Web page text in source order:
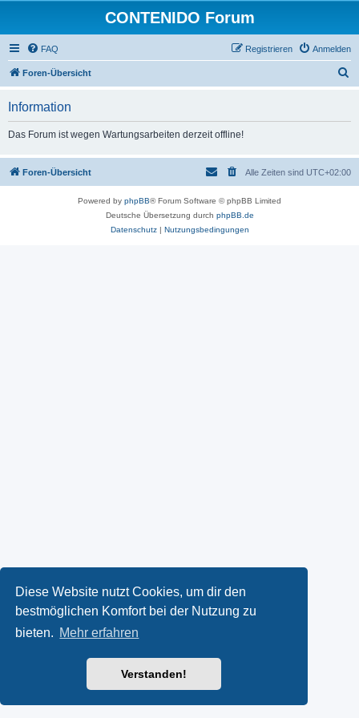
Diese Website nutzt Cookies, um dir den
bestmöglichen Komfort bei der Nutzung zu
bieten. Mehr erfahren
Verstanden!
CONTENIDO Forum
FAQ Anmelden
Registrieren
Foren-Übersicht
Information
Das Forum ist wegen Wartungsarbeiten derzeit offline!
Foren-Übersicht Alle Zeiten sind UTC+02:00
Powered by phpBB® Forum Software © phpBB Limited
Deutsche Übersetzung durch phpBB.de
Datenschutz| Nutzungsbedingungen